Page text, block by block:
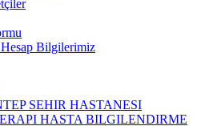
Bilgilerimiz
SEHIR HASTANESI
HASTA BILGILENDIRME